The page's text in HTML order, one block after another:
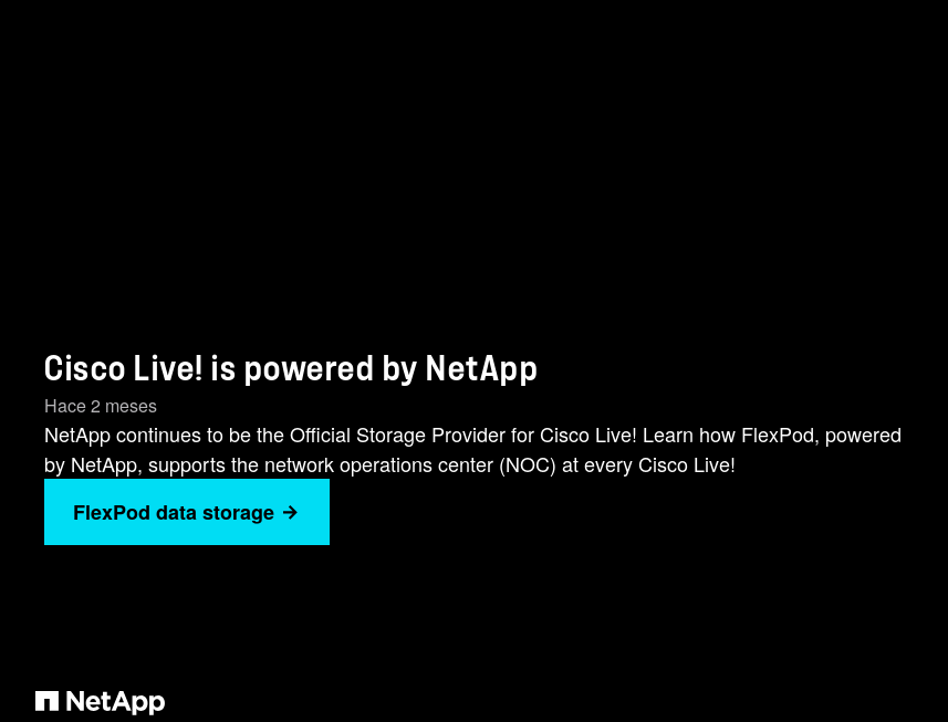
Cisco Live! is powered by NetApp
Hace 2 meses
NetApp continues to be the Official Storage Provider for Cisco Live! Learn how FlexPod, powered
by NetApp, supports the network operations center (NOC) at every Cisco Live!
FlexPod data storage